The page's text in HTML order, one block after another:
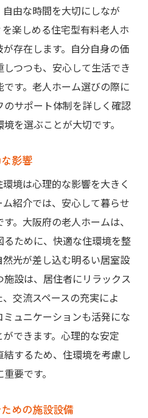
由な時間を大切にしなが
楽しめる住宅型有料老人ホ
存在します。自分自身の価
つつも、安心して生活でき
す。老人ホーム選びの際に
サポート体制を詳しく確認
を選ぶことが大切です。
影響
境は心理的な影響を大きく
紹介では、安心して暮らせ
。大阪府の老人ホームは、
ために、快適な住環境を整
光が差し込む明るい居室設
設は、居住者にリラックス
交流スペースの充実によ
ュニケーションも活発にな
できます。心理的な安定
するため、住環境を考慮し
要です。
めの施設設備